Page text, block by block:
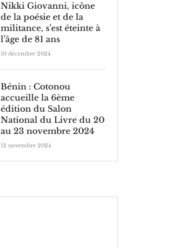
Nikki Giovanni, icône
de la poésie et de la
militance, s’est éteinte à
l’âge de 81 ans
10 décembre 2024
Bénin : Cotonou
accueille la 6ème
édition du Salon
National du Livre du 20
au 23 novembre 2024
12 novembre 2024